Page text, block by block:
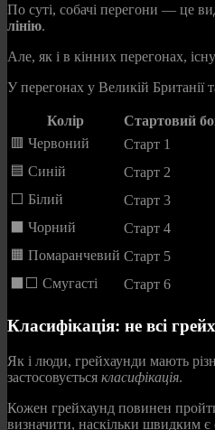
По суті, собачі перегони — це
лінію.
Але, як і в кінних перегонах,
У перегонах у Великій Британії
Колір
Стартовий
🟥 Червоний
Старт 1
🟦 Синій
Старт 2
⬜ Білий
Старт 3
⬛ Чорний
Старт 4
🟧 Помаранчевий Старт 5
⬛⬜ Смугасті
Старт 6
Класифікація: не всі
Як і люди, грейхаунди мають
застосовується класифікація.
Кожен грейхаунд повинен
визначити, наскільки швидким є